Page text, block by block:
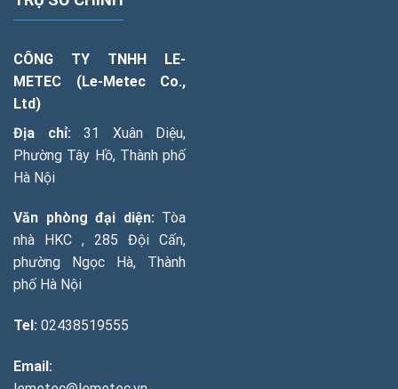
CÔNG TY TNHH LE-
METEC (Le-Metec Co.,
Ltd)
Địa chỉ:
31 Xuân Diệu,
Phường Tây Hồ, Thành phố
Hà Nội
Văn phòng đại diện: Tòa
nhà HKC , 285 Đội Cấn,
phường Ngọc Hà, Thành
phố Hà Nội
Tel: 02438519555
Email: